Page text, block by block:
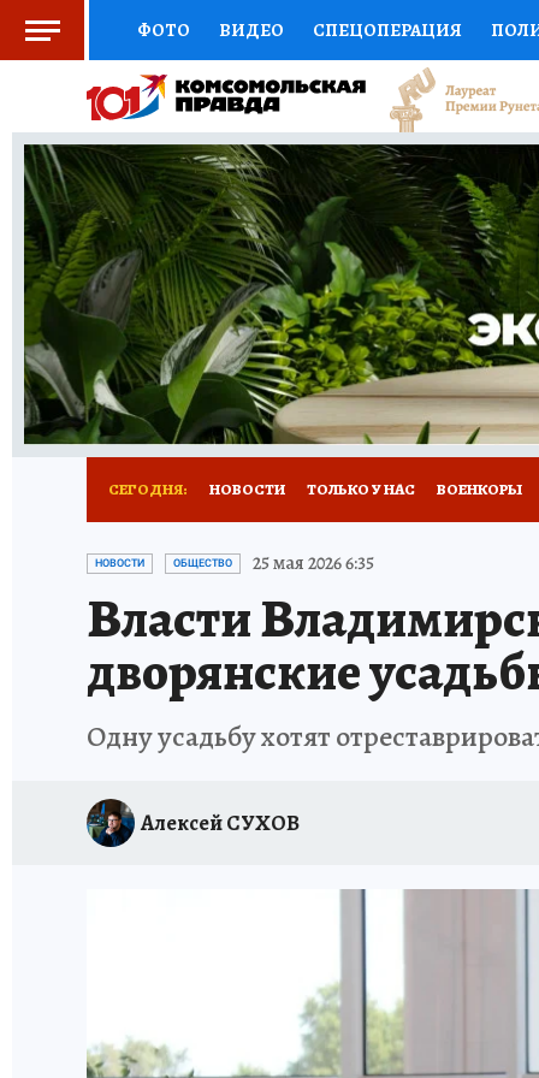
ФОТО ВИДЕО СПЕЦОПЕРАЦИЯ
СОЦПОДДЕРЖКА НАУКА СПОРТ
ВЫБОР ЭКСПЕРТОВ ДОКТОР
КНИЖНАЯ ПОЛКА ПРОГНОЗЫ НА СПОРТ
ПРЕСС-ЦЕНТР НЕДВИЖИМОСТЬ
РАДИО КП РЕКЛАМА ТЕСТЫ НОВОЕ
СЕГОДНЯ: НОВОСТИ ТОЛЬКО У НАС ВОЕНКОРЫ
ИСПЫТАНО НА СЕБЕ
НОВОСТИ ОБЩЕСТВО 25 мая 2026 6:35
Власти
дворянские
Одну усадьбу хотят
Алексей СУХОВ